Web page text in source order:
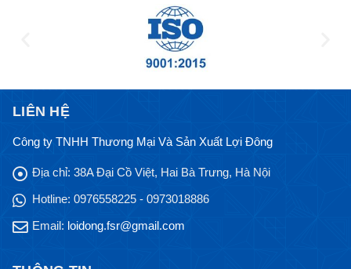
LIÊN HỆ
Công ty TNHH Thương Mại Và Sản Xuất Lợi Đông
Địa chỉ: 38A Đại Cồ Việt, Hai Bà Trưng, Hà Nội
Hotline: 0976558225 - 0973018886
Email: loidong.fsr@gmail.com